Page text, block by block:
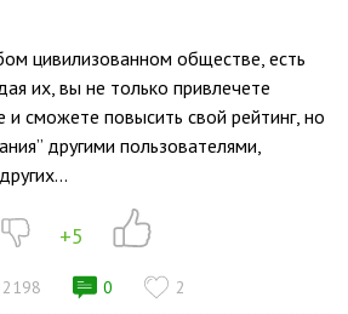
цивилизованном обществе, есть
их, вы не только привлечете
и сможете повысить свой рейтинг, но
другими пользователями,
+5
2198 0 2